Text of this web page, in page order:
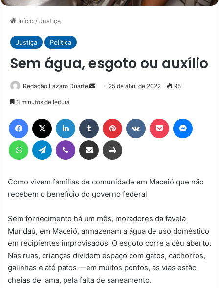
Início /Justiça
Justiça Política
Sem água, esgoto ou auxílio
Redação Lazaro Duarte
Mande
mail
25 de abril de 2022 95
3 minutos de leitura
Facebook Linkedin Tumblr Pinterest Pocket
WhatsAppTelegram Viber Compartilhar via e-mail Imprimir
Como vivem famílias de comunidade em Maceió que não
recebem o benefício do governo federal
Sem fornecimento há um mês, moradores da favela
Mundaú, em Maceió, armazenam a água de uso doméstico
em recipientes improvisados. O esgoto corre a céu aberto.
Nas ruas, crianças dividem espaço com gatos, cachorros,
galinhas e até patos —em muitos pontos, as vias estão
cheias de lama, pela falta de saneamento.